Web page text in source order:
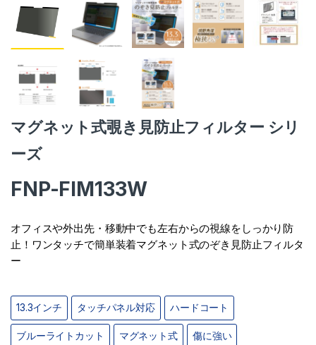
マグネット式覗き見防止フィルター シリ
ーズ
FNP-FIM133W
オフィスや外出先・移動中でも左右からの視線をしっかり防
止！ワンタッチで簡単装着マグネット式のぞき見防止フィルタ
ー
13.3インチ タッチパネル対応 ハードコート
ブルーライトカット マグネット式 傷に強い